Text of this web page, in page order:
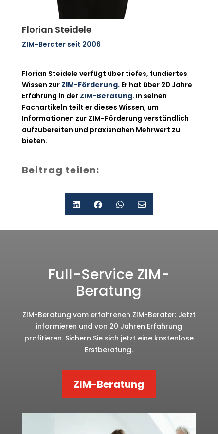
Florian Steidele
ZIM-Berater seit 2006
Florian Steidele verfügt über tiefes, fundiertes
Wissen zur ZIM-Förderung.Er hat über 20 Jahre
Erfahrung in der ZIM-Beratung. In seinen
Fachartikeln teilt er dieses Wissen, um
Informationen zur ZIM-Förderung verständlich
aufzubereiten und praxisnahen Mehrwert zu
bieten.
Beitrag teilen:
   
Full-Service ZIM-
Beratung
ZIM-Beratung vom erfahrenen ZIM-Berater: Jetzt
informieren und von 20 Jahren Erfahrung
profitieren. Sichern Sie sich jetzt eine kostenlose
Erstberatung.
ZIM-Beratung